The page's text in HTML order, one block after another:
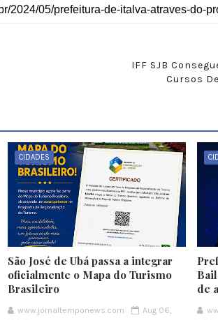
IFF SJB
Cursos
CIDADES
São José de Ubá passa a integrar
oficialmente o Mapa do Turismo
Brasileiro
www.jornaltemponews.com
Aug 06,
de